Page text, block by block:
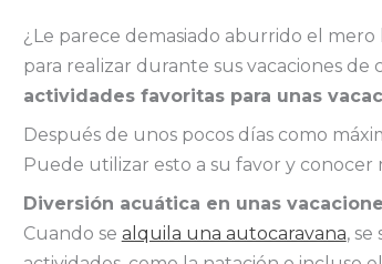
¿Le parece demasiado aburrido el
para realizar durante sus vacaciones
actividades favoritas para unas
Después de unos pocos días como
Puede utilizar esto a su favor y
Diversión acuática en unas
Cuando se alquila una autocaravana,